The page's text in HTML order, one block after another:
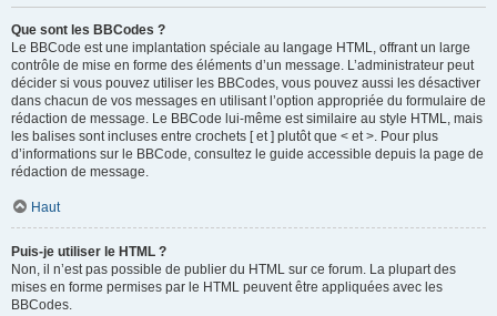
Que sont les BBCodes ?
Le BBCode est une implantation spéciale au langage HTML, offrant un large
contrôle de mise en forme des éléments d’un message. L’administrateur peut
décider si vous pouvez utiliser les BBCodes, vous pouvez aussi les désactiver
dans chacun de vos messages en utilisant l’option appropriée du formulaire de
rédaction de message. Le BBCode lui-même est similaire au style HTML, mais
les balises sont incluses entre crochets [ et ] plutôt que < et >. Pour plus
d’informations sur le BBCode, consultez le guide accessible depuis la page de
rédaction de message.
Haut
Puis-je utiliser le HTML ?
Non, il n’est pas possible de publier du HTML sur ce forum. La plupart des
mises en forme permises par le HTML peuvent être appliquées avec les
BBCodes.